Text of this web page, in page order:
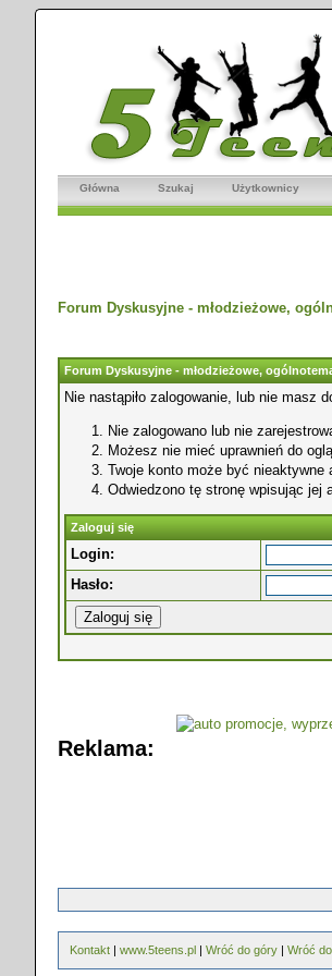
Główna Szukaj Użytkownicy
Forum Dyskusyjne - młodzieżowe,
Forum Dyskusyjne - młodzieżowe,
Nie nastąpiło zalogowanie, lub nie masz
Nie zalogowano lub nie
Możesz nie mieć uprawnień do
Twoje konto może być nieaktywne
Odwiedzono tę stronę wpisując jej
Zaloguj się
Login:
Hasło:
Reklama:
Kontakt | www.5teens.pl | Wróć do góry | Wróć